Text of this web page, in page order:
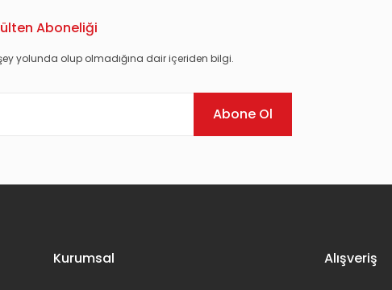
Aboneliği
yolunda olup olmadığına dair içeriden bilgi.
Abone Ol
Kurumsal Alışveriş